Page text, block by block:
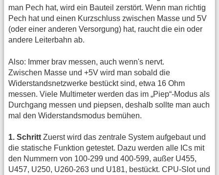
man Pech hat, wird ein Bauteil zerstört. Wenn man richtig
Pech hat und einen Kurzschluss zwischen Masse und 5V
(oder einer anderen Versorgung) hat, raucht die ein oder
andere Leiterbahn ab.
Also: Immer brav messen, auch wenn's nervt.
Zwischen Masse und +5V wird man sobald die
Widerstandsnetzwerke bestückt sind, etwa 16 Ohm
messen. Viele Multimeter werden das im „Piep“-Modus als
Durchgang messen und piepsen, deshalb sollte man auch
mal den Widerstandsmodus bemühen.
1. Schritt Zuerst wird das zentrale System aufgebaut und
die statische Funktion getestet. Dazu werden alle ICs mit
den Nummern von 100-299 und 400-599, außer U455,
U457, U250, U260-263 und U181, bestückt. CPU-Slot und